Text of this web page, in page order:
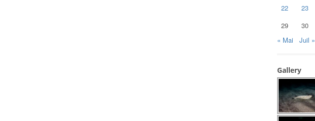
22
23
29
30
« Mai
Juil »
Gallery